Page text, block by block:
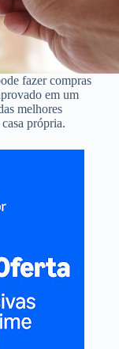
fazer compras
em um
melhores
própria.